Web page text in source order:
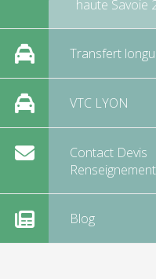
haute Savoie
Transfert
VTC LYON
Contact Devis
Renseignement
Blog